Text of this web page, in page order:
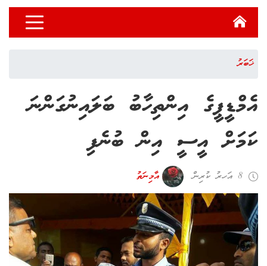
ޚަބަރު
އެމްޑީޕީގެ އިންތިހާބު ބަލައިނުގަންނަ
ކަމަށް އީސީ އިން ބުނެފި
8 އަހރު ކުރިން އާމިނަތު